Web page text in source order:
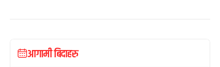
आगामी बिदाहरु